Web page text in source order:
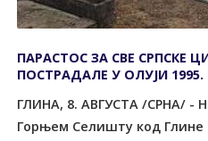
ПАРАСТОС ЗА СВЕ СРПСКЕ
ПОСТРАДАЛЕ У ОЛУЈИ
ГЛИНА, 8. АВГУСTА /СРНА/ -
Горњем Селишту код Глине